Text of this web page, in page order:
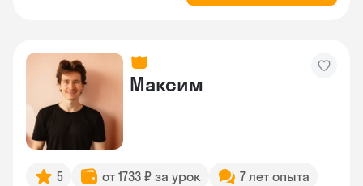
Максим
5 от 1733 ₽ за урок
7 лет опыта